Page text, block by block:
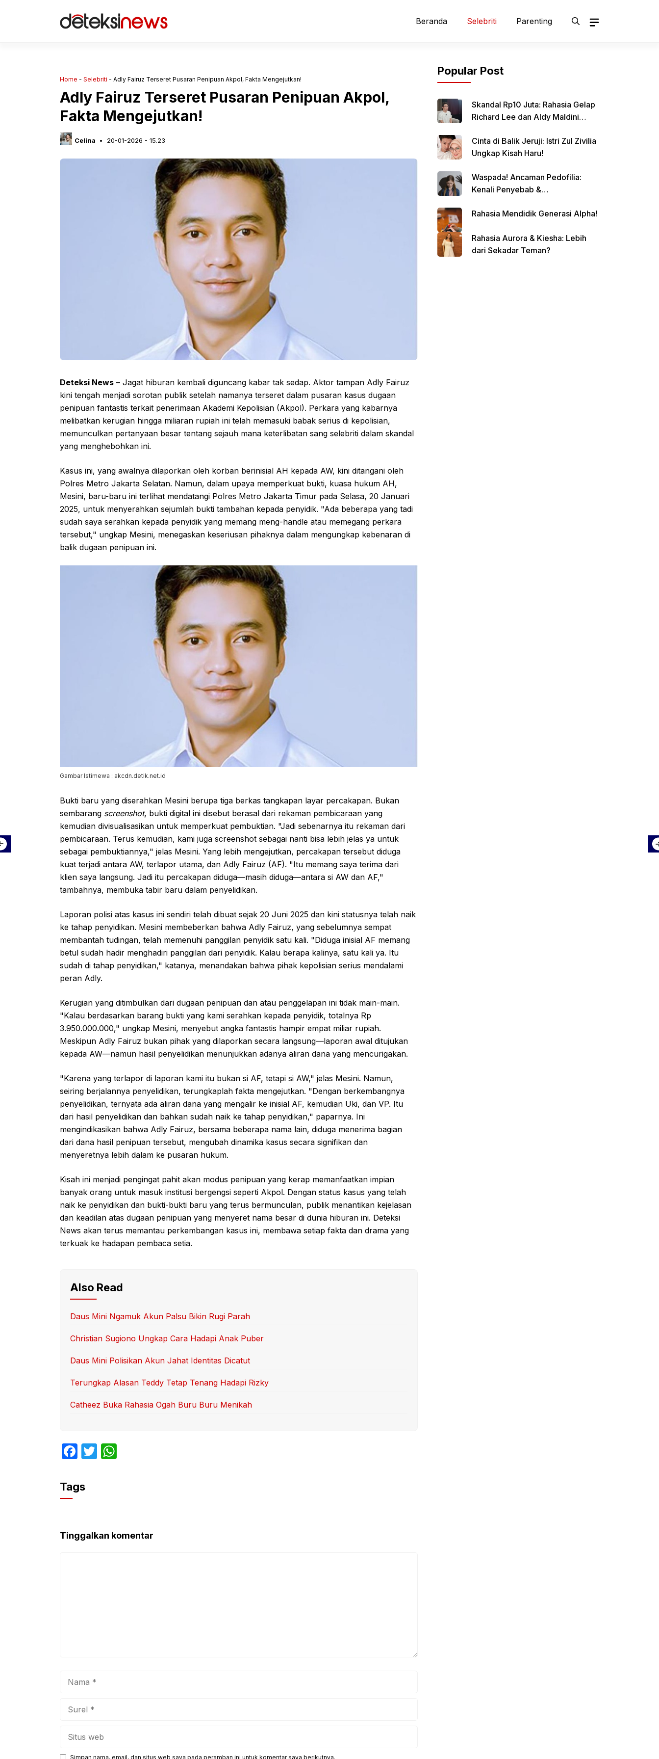
Beranda Selebriti Parenting
Home - Selebriti - Adly Fairuz Terseret Pusaran Penipuan Akpol, Fakta Mengejutkan!
Adly Fairuz Terseret Pusaran Penipuan Akpol,
Fakta Mengejutkan!
Celina 20-01-2026 - 15.23
Deteksi News – Jagat hiburan kembali diguncang kabar tak sedap. Aktor tampan Adly Fairuz
kini tengah menjadi sorotan publik setelah namanya terseret dalam pusaran kasus dugaan
penipuan fantastis terkait penerimaan Akademi Kepolisian (Akpol). Perkara yang kabarnya
melibatkan kerugian hingga miliaran rupiah ini telah memasuki babak serius di kepolisian,
memunculkan pertanyaan besar tentang sejauh mana keterlibatan sang selebriti dalam skandal
yang menghebohkan ini.
Kasus ini, yang awalnya dilaporkan oleh korban berinisial AH kepada AW, kini ditangani oleh
Polres Metro Jakarta Selatan. Namun, dalam upaya memperkuat bukti, kuasa hukum AH,
Mesini, baru-baru ini terlihat mendatangi Polres Metro Jakarta Timur pada Selasa, 20 Januari
2025, untuk menyerahkan sejumlah bukti tambahan kepada penyidik. "Ada beberapa yang tadi
sudah saya serahkan kepada penyidik yang memang meng-handle atau memegang perkara
tersebut," ungkap Mesini, menegaskan keseriusan pihaknya dalam mengungkap kebenaran di
balik dugaan penipuan ini.
Gambar Istimewa : akcdn.detik.net.id
Bukti baru yang diserahkan Mesini berupa tiga berkas tangkapan layar percakapan. Bukan
sembarang screenshot, bukti digital ini disebut berasal dari rekaman pembicaraan yang
kemudian divisualisasikan untuk memperkuat pembuktian. "Jadi sebenarnya itu rekaman dari
pembicaraan. Terus kemudian, kami juga screenshot sebagai nanti bisa lebih jelas ya untuk
sebagai pembuktiannya," jelas Mesini. Yang lebih mengejutkan, percakapan tersebut diduga
kuat terjadi antara AW, terlapor utama, dan Adly Fairuz (AF). "Itu memang saya terima dari
klien saya langsung. Jadi itu percakapan diduga—masih diduga—antara si AW dan AF,"
tambahnya, membuka tabir baru dalam penyelidikan.
Laporan polisi atas kasus ini sendiri telah dibuat sejak 20 Juni 2025 dan kini statusnya telah naik
ke tahap penyidikan. Mesini membeberkan bahwa Adly Fairuz, yang sebelumnya sempat
membantah tudingan, telah memenuhi panggilan penyidik satu kali. "Diduga inisial AF memang
betul sudah hadir menghadiri panggilan dari penyidik. Kalau berapa kalinya, satu kali ya. Itu
sudah di tahap penyidikan," katanya, menandakan bahwa pihak kepolisian serius mendalami
peran Adly.
Kerugian yang ditimbulkan dari dugaan penipuan dan atau penggelapan ini tidak main-main.
"Kalau berdasarkan barang bukti yang kami serahkan kepada penyidik, totalnya Rp
3.950.000.000," ungkap Mesini, menyebut angka fantastis hampir empat miliar rupiah.
Meskipun Adly Fairuz bukan pihak yang dilaporkan secara langsung—laporan awal ditujukan
kepada AW—namun hasil penyelidikan menunjukkan adanya aliran dana yang mencurigakan.
"Karena yang terlapor di laporan kami itu bukan si AF, tetapi si AW," jelas Mesini. Namun,
seiring berjalannya penyelidikan, terungkaplah fakta mengejutkan. "Dengan berkembangnya
penyelidikan, ternyata ada aliran dana yang mengalir ke inisial AF, kemudian Uki, dan VP. Itu
dari hasil penyelidikan dan bahkan sudah naik ke tahap penyidikan," paparnya. Ini
mengindikasikan bahwa Adly Fairuz, bersama beberapa nama lain, diduga menerima bagian
dari dana hasil penipuan tersebut, mengubah dinamika kasus secara signifikan dan
menyeretnya lebih dalam ke pusaran hukum.
Kisah ini menjadi pengingat pahit akan modus penipuan yang kerap memanfaatkan impian
banyak orang untuk masuk institusi bergengsi seperti Akpol. Dengan status kasus yang telah
naik ke penyidikan dan bukti-bukti baru yang terus bermunculan, publik menantikan kejelasan
dan keadilan atas dugaan penipuan yang menyeret nama besar di dunia hiburan ini. Deteksi
News akan terus memantau perkembangan kasus ini, membawa setiap fakta dan drama yang
terkuak ke hadapan pembaca setia.
Also Read
Daus Mini Ngamuk Akun Palsu Bikin Rugi Parah
Christian Sugiono Ungkap Cara Hadapi Anak Puber
Daus Mini Polisikan Akun Jahat Identitas Dicatut
Terungkap Alasan Teddy Tetap Tenang Hadapi Rizky
Catheez Buka Rahasia Ogah Buru Buru Menikah
F
c
e
o
o
T
p
p
Tags
Tinggalkan komentar
Simpan nama, email, dan situs web saya pada peramban ini untuk komentar saya berikutnya.
Popular Post
Skandal Rp10 Juta: Rahasia Gelap
Richard Lee dan Aldy Maldini
Cinta di Balik Jeruji: Istri Zul Zivilia
Ungkap Kisah Haru!
Waspada! Ancaman Pedofilia:
Kenali Penyebab &
Rahasia Mendidik Generasi Alpha!
Rahasia Aurora & Kiesha: Lebih
dari Sekadar Teman?